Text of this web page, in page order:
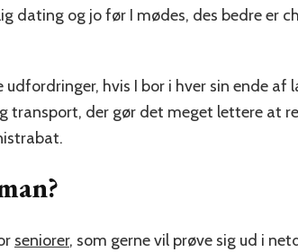
dating og jo før I mødes, des bedre er
udfordringer, hvis I bor i hver sin ende af
transport, der gør det meget lettere at
seniorer, som gerne vil prøve sig ud i